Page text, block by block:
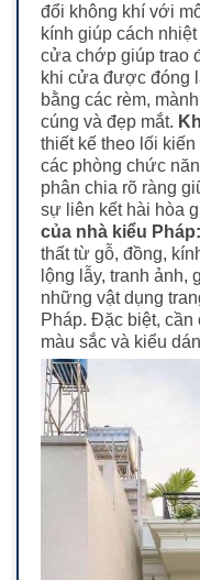
đổi không khí với
kính giúp cách
cửa chớp giúp trao
khi cửa được đóng
bằng các rèm,
cúng và đẹp mắt.
thiết kế theo lối
các phòng chức
phân chia rõ ràng
sự liên kết hài hòa
của nhà kiểu Pháp:
thất từ gỗ, đồng,
lộng lẫy, tranh
những vật dụng
Pháp. Đặc biệt,
màu sắc và kiểu